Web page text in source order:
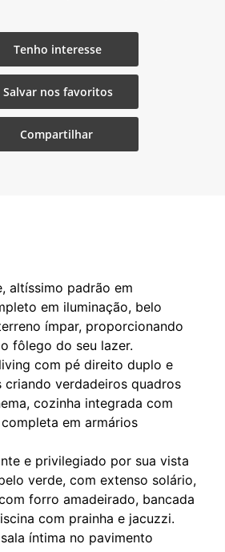
Tenho interesse
Salvar nos favoritos
Compartilhar
altíssimo padrão em
em iluminação, belo
ímpar, proporcionando
fôlego do seu lazer.
com pé direito duplo e
criando verdadeiros quadros
cozinha integrada com
em armários
e privilegiado por sua vista
verde, com extenso solário,
forro amadeirado, bancada
com prainha e jacuzzi.
íntima no pavimento